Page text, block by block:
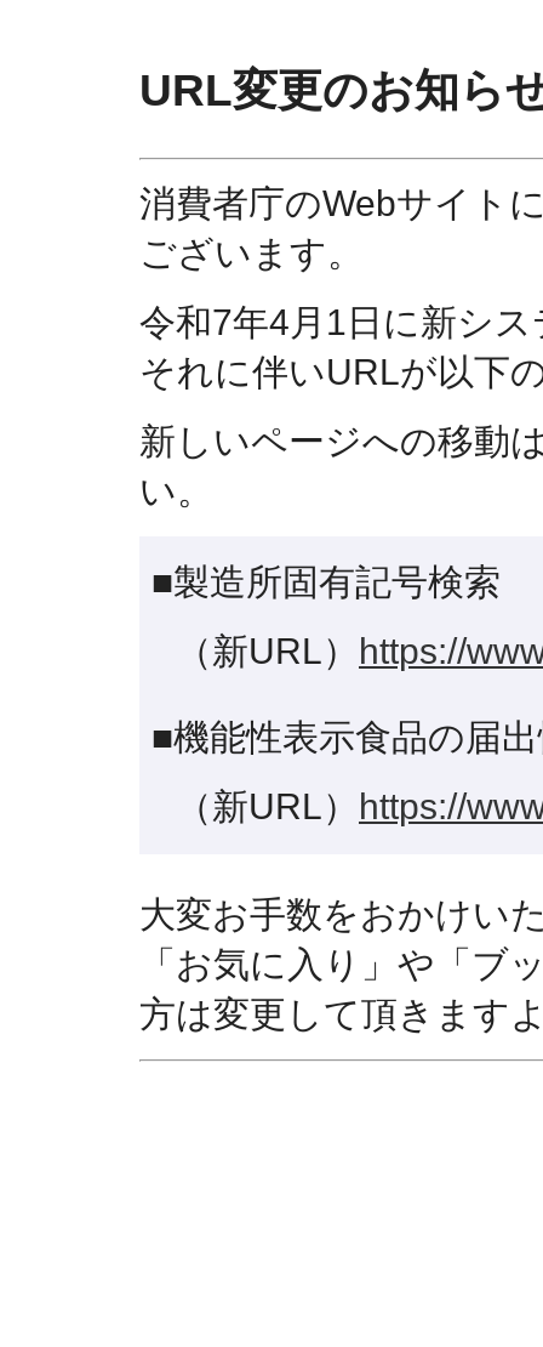
URL変更のお知ら
消費者庁のWebサイト
ございます。
令和7年4月1日に新シ
それに伴いURLが以下
新しいページへの移動
い。
■製造所固有記号検索
（新URL） https://
■機能性表示食品の届
（新URL） https://
大変お手数をおかけい
「お気に入り」や「ブ
方は変更して頂きます